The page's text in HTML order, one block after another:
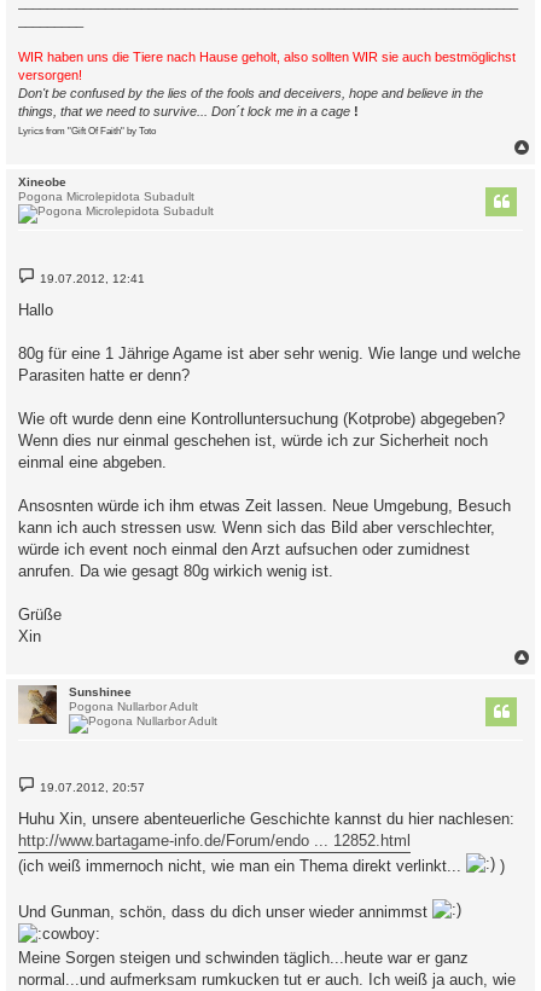
WIR haben uns die Tiere nach Hause geholt, also sollten WIR sie auch bestmöglichst
versorgen!
Don't be confused by the lies of the fools and deceivers, hope and believe in the
things, that we need to survive... Don´t lock me in a cage !
Lyrics from "Gift Of Faith" by Toto
Xineobe
Pogona Microlepidota Subadult
B
e
i
t
g
19.07.2012, 12:41
Hallo
80g für eine 1 Jährige Agame ist aber sehr wenig. Wie lange und welche
Parasiten hatte er denn?
Wie oft wurde denn eine Kontrolluntersuchung (Kotprobe) abgegeben?
Wenn dies nur einmal geschehen ist, würde ich zur Sicherheit noch
einmal eine abgeben.
Ansosnten würde ich ihm etwas Zeit lassen. Neue Umgebung, Besuch
kann ich auch stressen usw. Wenn sich das Bild aber verschlechter,
würde ich event noch einmal den Arzt aufsuchen oder zumidnest
anrufen. Da wie gesagt 80g wirkich wenig ist.
Grüße
Xin
Sunshinee
Pogona Nullarbor Adult
B
e
t
r
a
g
19.07.2012, 20:57
Huhu Xin, unsere abenteuerliche Geschichte kannst du hier nachlesen:
http://www.bartagame-info.de/Forum/endo ... 12852.html
(ich weiß immernoch nicht, wie man ein Thema direkt verlinkt...
)
Und Gunman, schön, dass du dich unser wieder annimmst
Meine Sorgen steigen und schwinden täglich...heute war er ganz
normal...und aufmerksam rumkucken tut er auch. Ich weiß ja auch, wie